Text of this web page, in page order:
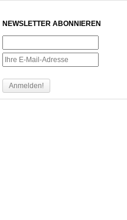
NEWSLETTER ABONNIEREN